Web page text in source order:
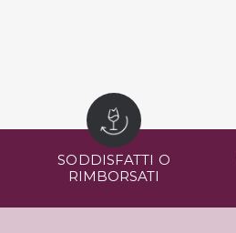
SODDISFATTI O
RIMBORSATI